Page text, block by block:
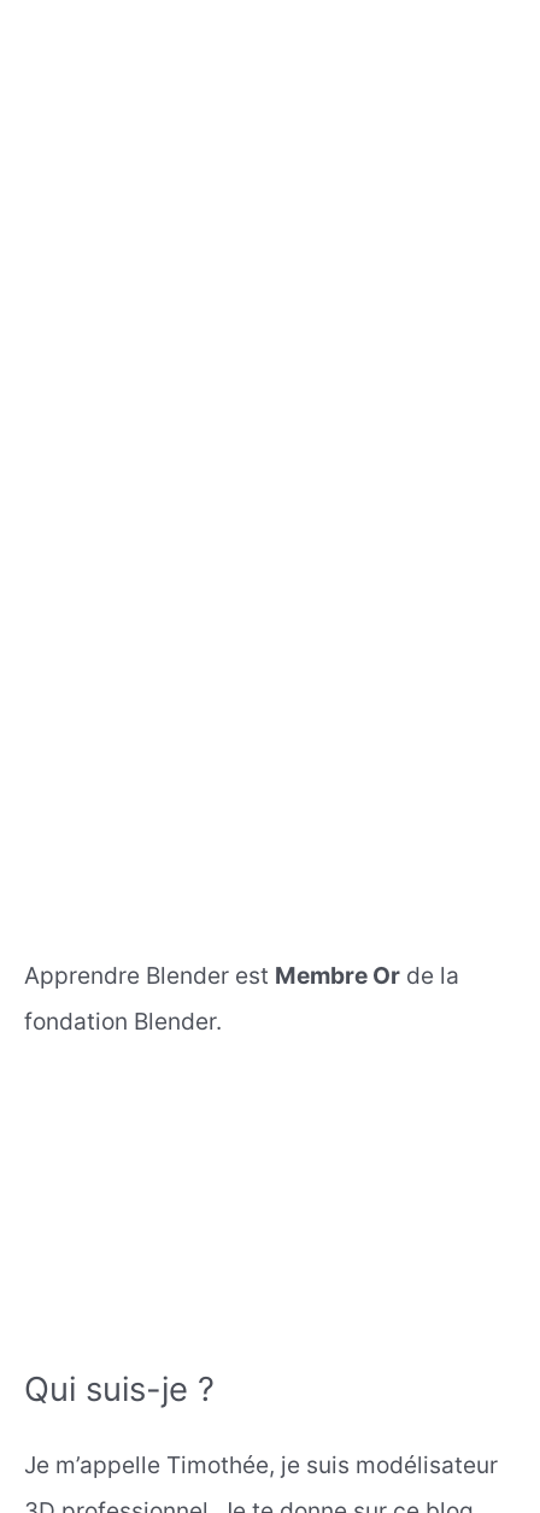
Apprendre Blender est Membre Or de la
fondation Blender.
Qui suis-je ?
Je m’appelle Timothée, je suis modélisateur